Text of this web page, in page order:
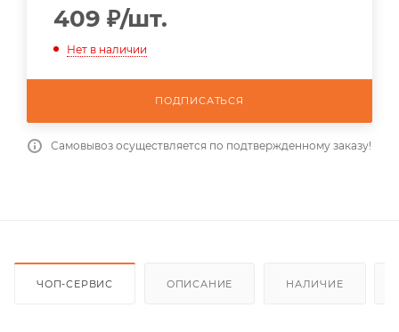
409 ₽/шт.
Нет в наличии
ПОДПИСАТЬСЯ
Самовывоз осуществляется по подтвержденному заказу!
ЧОП-СЕРВИС ОПИСАНИЕ НАЛИЧИЕ